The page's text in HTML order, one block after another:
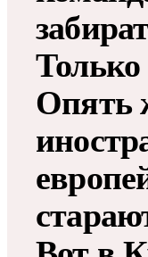
Только
Опять